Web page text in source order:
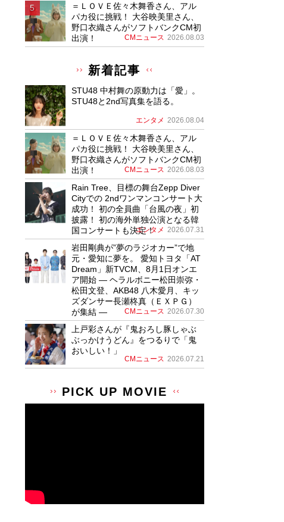
＝ＬＯＶＥ佐々木舞香さん、アル
パカ役に挑戦！ 大谷映美里さん、
野口衣織さんがソフトバンクCM初
出演！
CMニュース 2026.08.03
新着記事
STU48 中村舞の原動力は「愛」。
STU48と2nd写真集を語る。
エンタメ 2026.08.04
＝ＬＯＶＥ佐々木舞香さん、アル
パカ役に挑戦！ 大谷映美里さん、
野口衣織さんがソフトバンクCM初
出演！
CMニュース 2026.08.03
Rain Tree、目標の舞台Zepp Diver
Cityでの 2ndワンマンコンサート大
成功！ 初の全員曲「台風の夜」初
披露！ 初の海外単独公演となる韓
国コンサートも決定！
エンタメ 2026.07.31
岩田剛典が”夢のラジオカー”で地
元・愛知に夢を。 愛知トヨタ「AT
Dream」新TVCM、8月1日オンエ
ア開始 ― ヘラルボニー松田崇弥・
松田文登、AKB48 八木愛月、キッ
ズダンサー長瀬柊真（ＥＸＰＧ）
が集結 ―
CMニュース 2026.07.30
上戸彩さんが『鬼おろし豚しゃぶ
ぶっかけうどん』をつるりで「鬼
おいしい！」
CMニュース 2026.07.21
PICK UP MOVIE